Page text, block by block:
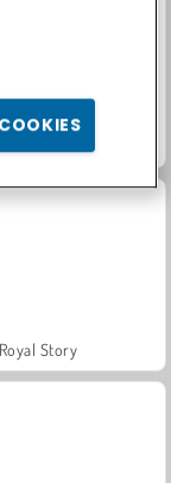
the Bear: Meadows
Royal Story